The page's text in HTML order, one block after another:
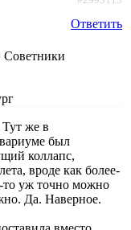
Ответить
Советники
же в
был
коллапс,
вроде как более-
то уж точно можно
Да. Наверное.